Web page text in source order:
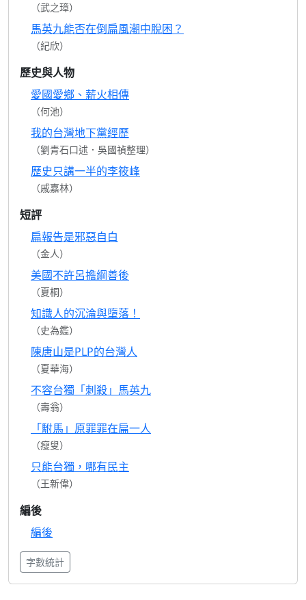
（武之璋）
馬英九能否在倒扁風潮中脫困？
（紀欣）
歷史與人物
愛國愛鄉、薪火相傳
（何池）
我的台灣地下黨經歷
（劉青石口述．吳國禎整理）
歷史只講一半的李筱峰
（戚嘉林）
短評
扁報告是邪惡自白
（金人）
美國不許呂擔綱善後
（夏桐）
知識人的沉淪與墮落！
（史為鑑）
陳唐山是PLP的台灣人
（夏華海）
不容台獨「刺殺」馬英九
（壽翁）
「駙馬」原罪罪在扁一人
（瘦叟）
只能台獨，哪有民主
（王新偉）
編後
編後
字數統計